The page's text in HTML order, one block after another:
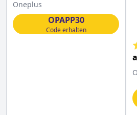
Oneplus
OPAPP30
Code erhalten